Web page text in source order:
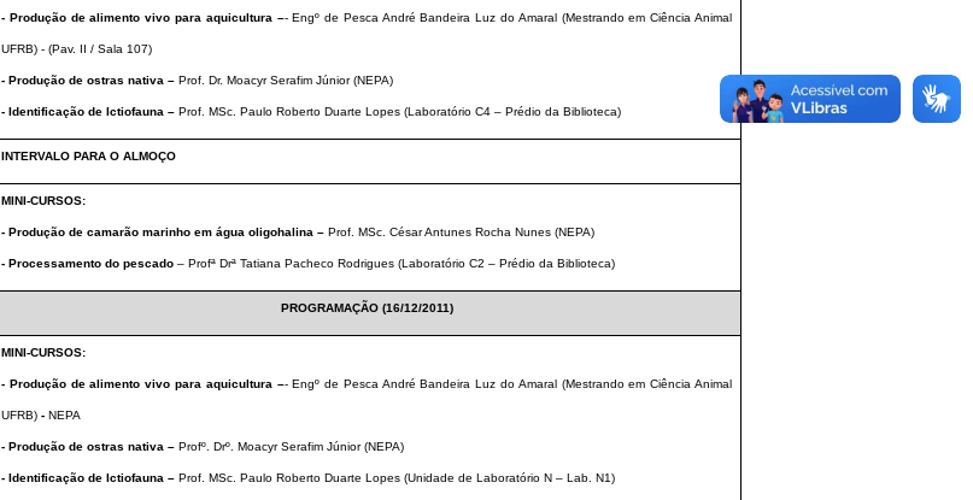
- Produção de alimento vivo para aquicultura –- Engº de Pesca André Bandeira Luz do Amaral (Mestrando em Ciência Animal
UFRB) - (Pav. II / Sala 107)
- Produção de ostras nativa – Prof. Dr. Moacyr Serafim Júnior (NEPA)
- Identificação de Ictiofauna –Prof. MSc. Paulo Roberto Duarte Lopes (Laboratório C4 – Prédio da Biblioteca)
INTERVALO PARA O ALMOÇO
MINI-CURSOS:
- Produção de camarão marinho em água oligohalina –Prof. MSc. César Antunes Rocha Nunes (NEPA)
- Processamento do pescado– Profª Drª Tatiana Pacheco Rodrigues (Laboratório C2 – Prédio da Biblioteca)
PROGRAMAÇÃO (16/12/2011)
MINI-CURSOS:
- Produção de alimento vivo para aquicultura –- Engº de Pesca André Bandeira Luz do Amaral (Mestrando em Ciência Animal
UFRB)-NEPA
- Produção de ostras nativa –Profº. Drº. Moacyr Serafim Júnior (NEPA)
- Identificação de Ictiofauna –Prof. MSc. Paulo Roberto Duarte Lopes (Unidade de Laboratório N – Lab. N1)